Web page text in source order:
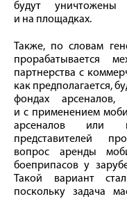
будут уничтожены
и на площадках.
Также, по словам
прорабатывается
партнерства с
как предполагается,
фондах арсеналов,
и с применением
арсеналов или
представителей
вопрос аренды
боеприпасов у
Такой вариант
поскольку задача